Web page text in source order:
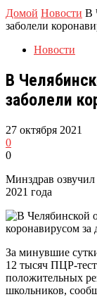
Домой Новости В
заболели
Новости
В
заболели
27 октября 2021
0
0
Минздрав
2021 года
За минувшие
12 тысяч ПЦР-
положительных
школьников,